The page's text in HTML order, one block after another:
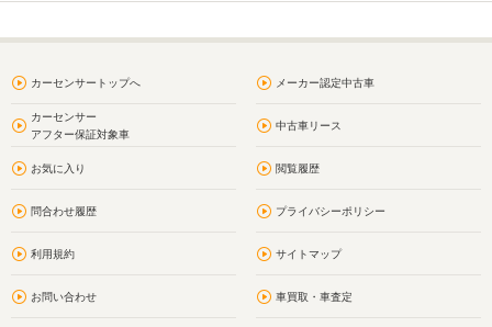
カーセンサートップへ メーカー認定中古車
カーセンサー
アフター保証対象車
中古車リース
お気に入り 閲覧履歴
問合わせ履歴 プライバシーポリシー
利用規約 サイトマップ
お問い合わせ 車買取・車査定